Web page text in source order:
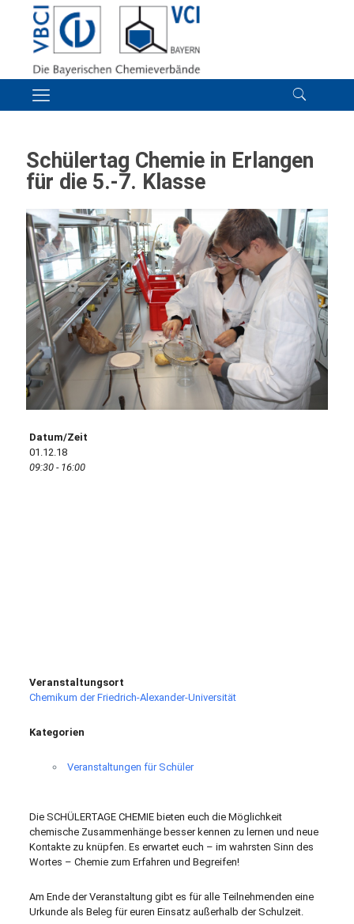
Schülertag Chemie in Erlangen
für die 5.-7. Klasse
Datum/Zeit
01.12.18
09:30 - 16:00
Veranstaltungsort
Chemikum der Friedrich-Alexander-Universität
Kategorien
Veranstaltungen für Schüler
Die SCHÜLERTAGE CHEMIE bieten euch die Möglichkeit
chemische Zusammenhänge besser kennen zu lernen und neue
Kontakte zu knüpfen. Es erwartet euch – im wahrsten Sinn des
Wortes – Chemie zum Erfahren und Begreifen!
Am Ende der Veranstaltung gibt es für alle Teilnehmenden eine
Urkunde als Beleg für euren Einsatz außerhalb der Schulzeit.